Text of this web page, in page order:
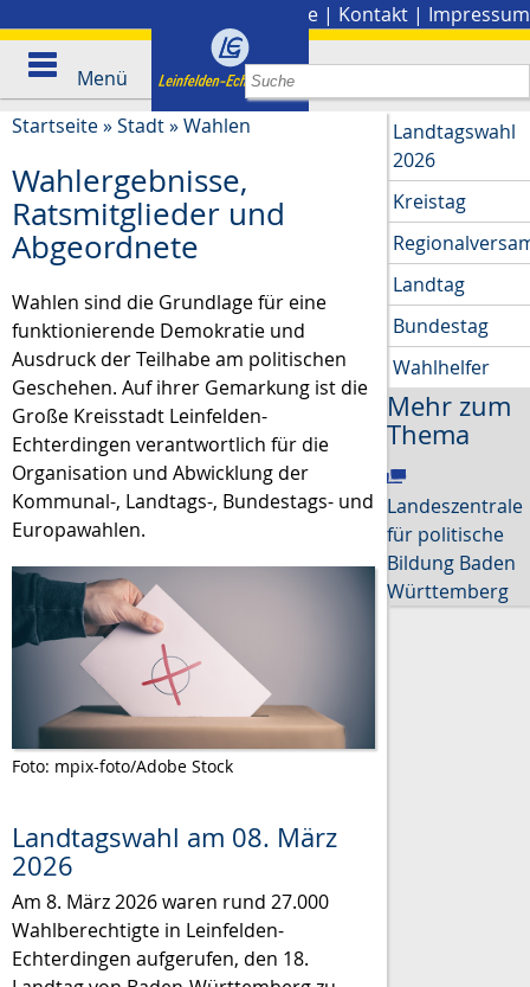
Presse | Kontakt | Impressum
Menü
Startseite»Stadt»Wahlen
Wahlergebnisse,
Ratsmitglieder und
Abgeordnete
Wahlen sind die Grundlage für eine
funktionierende Demokratie und
Ausdruck der Teilhabe am politischen
Geschehen. Auf ihrer Gemarkung ist die
Große Kreisstadt Leinfelden-
Echterdingen verantwortlich für die
Organisation und Abwicklung der
Kommunal-, Landtags-, Bundestags- und
Europawahlen.
Foto: mpix-foto/Adobe Stock
Landtagswahl am 08. März
2026
Am 8. März 2026 waren rund 27.000
Wahlberechtigte in Leinfelden-
Echterdingen aufgerufen, den 18.
Landtagswahl
2026
Kreistag
Landtag
Bundestag
Wahlhelfer
Mehr zum
Thema
Landeszentrale
für politische
Bildung Baden
Württemberg